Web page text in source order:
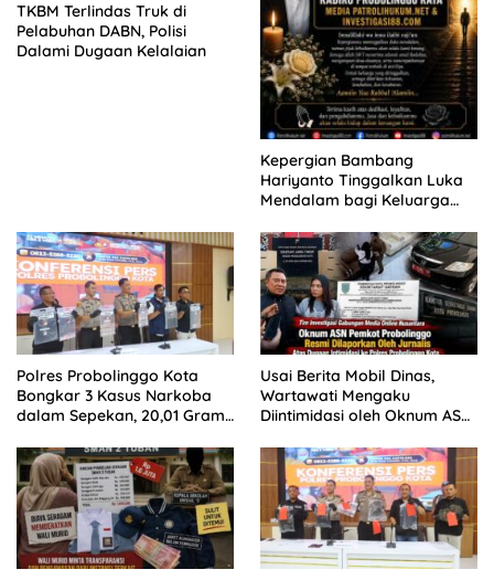
TKBM Terlindas Truk di
Pelabuhan DABN, Polisi
Dalami Dugaan Kelalaian
Kepergian Bambang
Hariyanto Tinggalkan Luka
Mendalam bagi Keluarga
Polres Probolinggo Kota
Bongkar 3 Kasus Narkoba
dalam Sepekan, 20,01 Gram
Usai Berita Mobil Dinas,
Wartawati Mengaku
Diintimidasi oleh Oknum ASN
Tempuh Jalur Hukum